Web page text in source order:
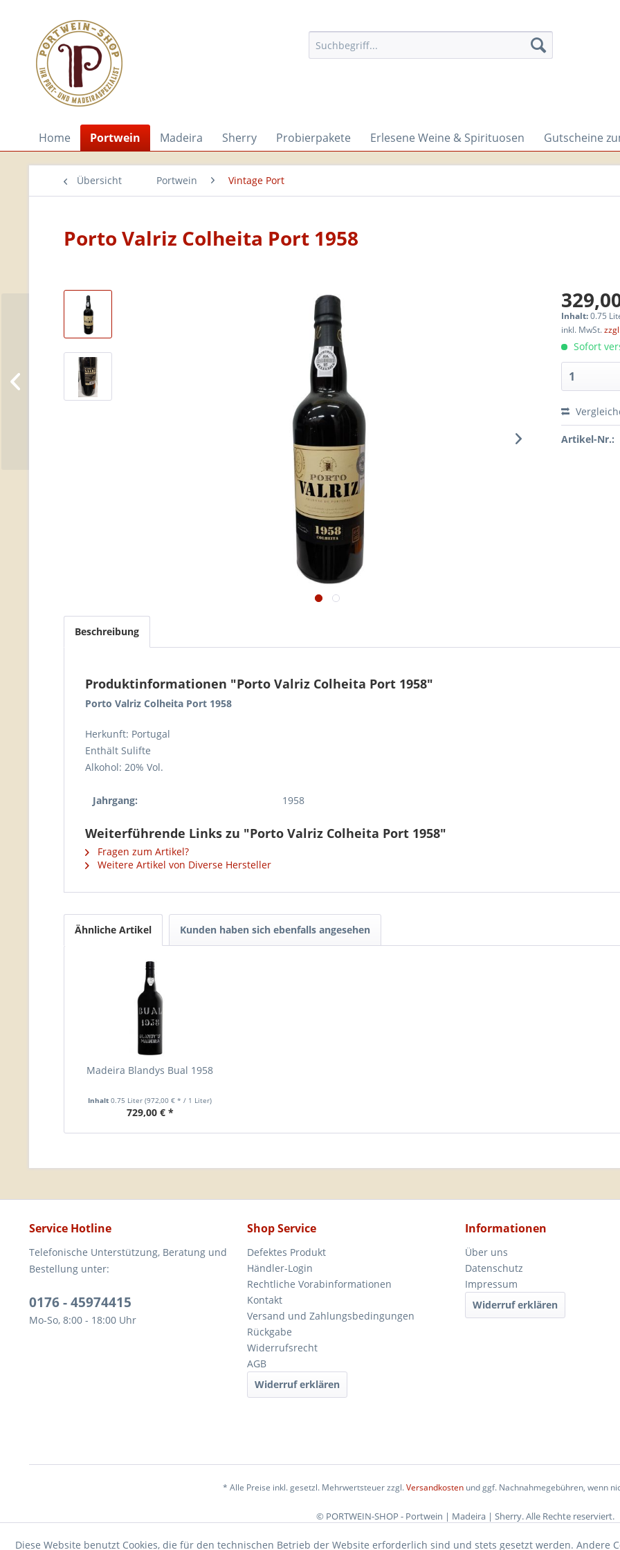
Home Portwein Madeira Sherry Probierpakete Erlesene Weine & Spirituosen Gutscheine
Übersicht Portwein Vintage Port
Porto Valriz Colheita Port 1958
Inhalt:0.75
inkl. MwSt.
Sofort
Artikel-Nr.:
Beschreibung
Produktinformationen "Porto Valriz Colheita Port 1958"
Porto Valriz Colheita Port 1958
Herkunft: Portugal
Enthält Sulifte
Alkohol: 20% Vol.
Jahrgang: 1958
Weiterführende Links zu "Porto Valriz Colheita Port 1958"
Fragen zum Artikel?
Weitere Artikel von Diverse Hersteller
Ähnliche Artikel Kunden haben sich ebenfalls angesehen
Madeira Blandys Bual 1958
Inhalt0.75 Liter(972,00 € * / 1 Liter)
729,00 € *
Service Hotline
Telefonische Unterstützung, Beratung und
Bestellung unter:
0176 - 45974415
Mo-So, 8:00 - 18:00 Uhr
Shop Service
Defektes Produkt
Händler-Login
Rechtliche Vorabinformationen
Kontakt
Versand und Zahlungsbedingungen
Rückgabe
Widerrufsrecht
AGB
Widerruf erklären
Informationen
Über uns
Datenschutz
Impressum
Widerruf erklären
* Alle Preise inkl. gesetzl. Mehrwertsteuer zzgl.Versandkostenund ggf. Nachnahmegebühren, wenn
© PORTWEIN-SHOP - Portwein | Madeira | Sherry. Alle Rechte reserviert.
Diese Website benutzt Cookies, die für den technischen Betrieb der Website erforderlich sind und stets gesetzt werden. Andere